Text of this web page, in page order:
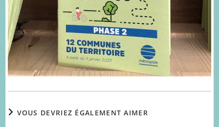
VOUS DEVRIEZ ÉGALEMENT AIMER